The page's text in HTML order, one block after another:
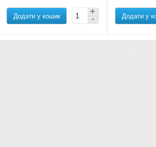
Додати у кошик Додати у